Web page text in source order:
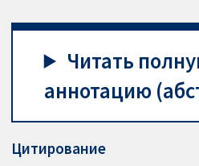
Читать
аннотацию
Цитирование